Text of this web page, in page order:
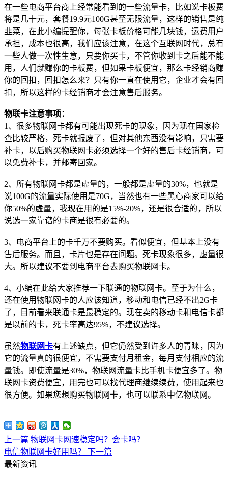
在一些电商平台商上经常能看到的一些流量卡，比如说卡板费
将是几十元，套餐19.9元100G甚至无限流量，这样的销售是纯
韭菜，在此小编提醒你，每张卡板价格可能几块钱，运费用户
承担，成本也很高，我们应该注意，在这个互联网时代，总有
一些人做一次性生意，只要你买卡，不管你收到卡之后能不能
用，人们就赚你的卡板费，但如果卡板便宜，那么卡经销商赚
你的回扣，回扣怎么来？只有你一直在使用它，企业才会有回
扣，所以这样的卡经销商才会注意售后服务。
物联卡注意事项：
1、很多物联网卡都有可能出现死卡的现象，因为现在国家检
查比较严格，死卡就报废了，但对其他东西没有影响，只需要
补卡，以后购买物联网卡必须选择一个好的售后卡经销商，可
以免费补卡，并邮寄回家。
2、所有物联网卡都是虚量的，一般都是虚量的30%，也就是
说100G的流量实际使用是70G，当然也有一些黑心商家可以给
你50%的虚量，我现在用的是15%-20%，还是很合适的，所以
说选一家靠谱的卡商是很有必要的。
3、电商平台上的卡千万不要购买。看似便宜，但基本上没有
售后服务。而且，卡片也是存在问题。死卡现象很多，虚量很
大。所以建议不要到电商平台去购买物联网卡。
4、小编在此给大家推荐一下联通的物联网卡。至于为什么，
还在使用物联网卡的人应该知道，移动和电信已经不出2G卡
了，目前看来联通卡是最稳定的。现在卖的移动卡和电信卡都
是以前的卡，死卡率高达95%，不建议选择。
虽然物联网卡有上述缺点，但它仍然受到许多人的青睐，因为
它的流量真的很便宜，不需要支付月租金，每月支付相应的流
量钱。即使流量是30%，物联网流量卡比手机卡便宜多了。物
联网卡资费便宜，用完也可以找代理商继续续费，使用起来也
很方便。如果您想购买物联网卡，也可以联系中亿物联网。
上一篇 物联网卡网速稳定吗？会卡吗？
电信物联网卡好用吗？ 下一篇
最新资讯